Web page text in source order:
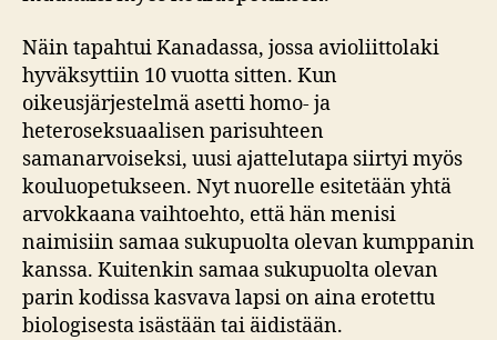
Näin tapahtui Kanadassa, jossa avioliittolaki
hyväksyttiin 10 vuotta sitten. Kun
oikeusjärjestelmä asetti homo- ja
heteroseksuaalisen parisuhteen
samanarvoiseksi, uusi ajattelutapa siirtyi myös
kouluopetukseen. Nyt nuorelle esitetään yhtä
arvokkaana vaihtoehto, että hän menisi
naimisiin samaa sukupuolta olevan kumppanin
kanssa. Kuitenkin samaa sukupuolta olevan
parin kodissa kasvava lapsi on aina erotettu
biologisesta isästään tai äidistään.